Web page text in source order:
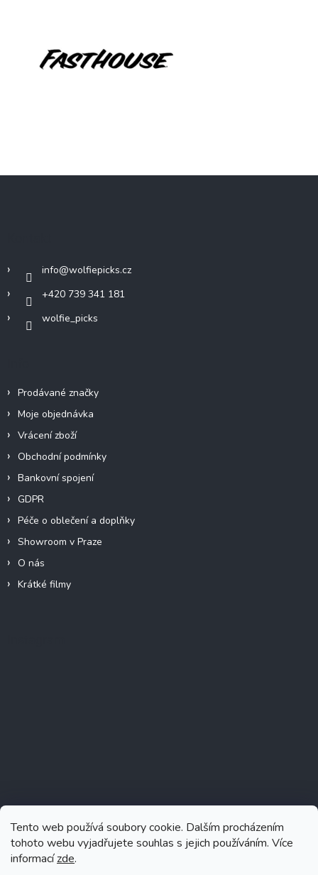
Tento web používá soubory cookie. Dalším procházením
tohoto webu vyjadřujete souhlas s jejich používáním. Více
informacízde.
info@wolfiepicks.cz
+420 739 341 181
wolfie_picks
Prodávané značky
Moje objednávka
Vrácení zboží
Obchodní podmínky
Bankovní spojení
GDPR
Péče o oblečení a doplňky
Showroom v Praze
O nás
Krátké filmy